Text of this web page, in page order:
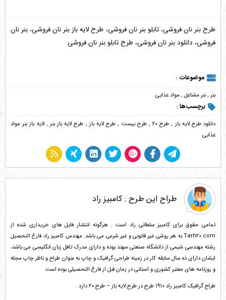
طرح بنر نان فروشی، تابلو بنر نان فروشی، طرح لایه باز بنر نان فروشی، بنر نان
فروشی، دانلود بنر نان فروشی، طرح تابلو بنر نان فروشی
موضوعات :
بنر ,بنر مشاغل , مواد غذایی
برچسب‌ها :
دانلود طرح لایه باز , طرح 20 ,طرح بیست , طرح لایه باز , طرح لایه باز بنر ,لایه باز بنر مواد
غذایی
طراح این طرح : کامبیز راد
تمامی حقوق برای کامبیز سلطانی راد است . هرگونه انتشار فایل های خریداری شده از
Tarh20.com به هر روشی غیر قانونی و غیر شرعی می باشد. مهندس کامبیز راد فارغ التحصیل
رشته مهندسی شیمی از دانشگاه صنعتی سهند بوده و دارای مدرک تافل زبان انگلیسی می باشد،
ایشان دارای ذه سال سابقه کار در زمینه طراحی گرافیک و چاپ به عنوان طراح و ناظر چاپ مجله
و روزنامه های معتبر کشوری و استانی در زمان قبل از فارغ التحصیلی بوده است
طراح گرافیک کامبیز راد 1910 طرح در طرح لایه باز – طرح ۲۰ دارد .